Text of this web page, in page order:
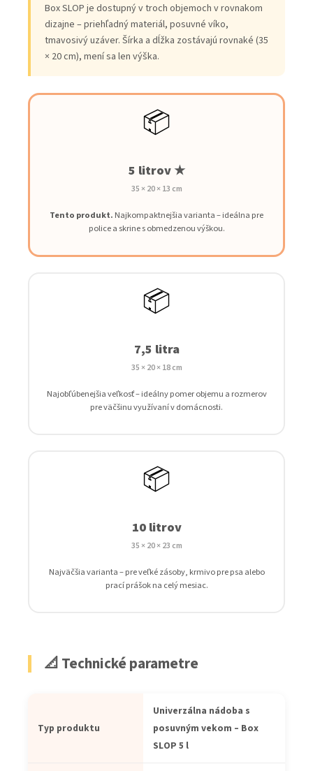
Box SLOP je dostupný v troch objemoch v rovnakom
dizajne – priehľadný materiál, posuvné víko,
tmavosivý uzáver. Šírka a dĺžka zostávajú rovnaké (35
× 20 cm), mení sa len výška.
📦
5 litrov ★
35 × 20 × 13 cm
Tento produkt. Najkompaktnejšia varianta – ideálna pre
police a skrine s obmedzenou výškou.
📦
7,5 litra
35 × 20 × 18 cm
Najobľúbenejšia veľkosť – ideálny pomer objemu a rozmerov
pre väčšinu využívaní v domácnosti.
📦
10 litrov
35 × 20 × 23 cm
Najväčšia varianta – pre veľké zásoby, krmivo pre psa alebo
prací prášok na celý mesiac.
📐 Technické parametre
Typ produktu
Univerzálna nádoba s
posuvným vekom – Box
SLOP 5 l